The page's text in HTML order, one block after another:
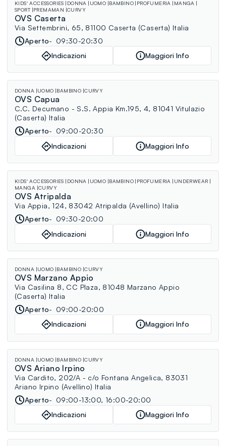
KIDS' ACCESSORIES DONNA UOMO BAMBINO PROFUMERIA
MANGA
SPORT PREMAMAN CURVY
OVS Caserta
Via Settembrini, 65, 81100 Caserta (Caserta) Italia
Aperto
09:30-20:30
Indicazioni
Maggiori Info
DONNA UOMO BAMBINO CURVY
OVS Capua
C.C. Decumano - S.S. Appia Km.195, 4, 81041 Vitulazio
(Caserta) Italia
Aperto
09:00-20:30
Indicazioni
Maggiori Info
KIDS' ACCESSORIES DONNA UOMO BAMBINO PROFUMERIA
UNDERWEAR
MANGA CURVY
OVS Atripalda
Via Appia, 124, 83042 Atripalda (Avellino) Italia
Aperto
09:30-20:00
Indicazioni
Maggiori Info
DONNA UOMO BAMBINO CURVY
OVS Marzano Appio
Via Casilina 8, CC Plaza, 81048 Marzano Appio
(Caserta) Italia
Aperto
09:00-20:00
Indicazioni
Maggiori Info
DONNA UOMO BAMBINO CURVY
OVS Ariano Irpino
Via Cardito, 202/A - c/o Fontana Angelica, 83031
Ariano Irpino (Avellino) Italia
Aperto
09:00-13:00, 16:00-20:00
Indicazioni
Maggiori Info